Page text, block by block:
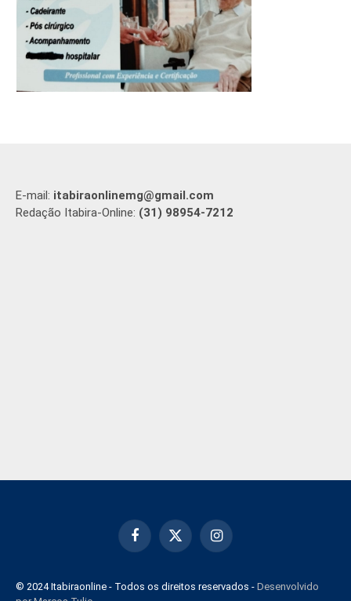
E-mail: itabiraonlinemg@gmail.com
Redação Itabira-Online: (31) 98954-7212
Facebook
X
Instagram
© 2024 Itabiraonline - Todos os direitos reservados - Desenvolvido